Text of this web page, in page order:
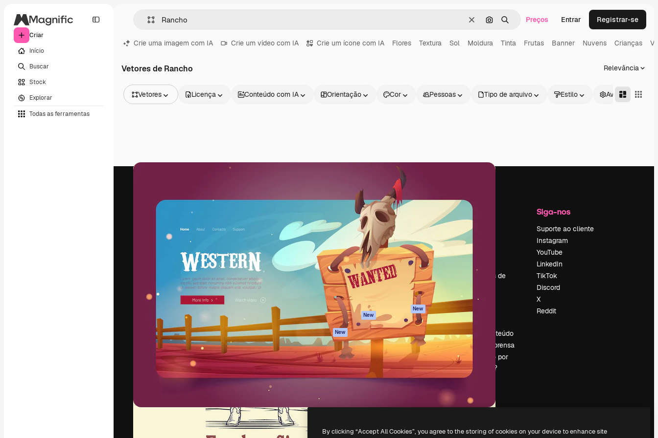
Criar
Início
Buscar
Stock
Explorar
Todas as ferramentas
LimparPesquisar por imagem
BuscarPreços Entrar Registrar-se
Crie uma imagem com IA Crie um vídeo com IA Crie um ícone com IA Flores Textura Sol Moldura Tinta Frutas Banner Nuvens Crianças
Vetores de Rancho Relevância
Vetores
Vídeos
Modelos 3D
Licença Conteúdo com IA Orientação Cor Pessoas Tipo de arquivo Estilo Avançado
A plataforma criativa para você direcionar
seu melhor trabalho. Mais de 1 milhão de
assinantes entre criativos, empresas,
agências e estúdios.
Português
Spaces
Assistente de IA
Gerador de
imagens
Gerador de vídeos
Texto para voz
Conteúdo de stock
MCP para
Claude/ChatGPT
New
Agentes New
API
App móvel
Todas as
ferramentas
Começar
Academy
Documentação
Atendimento
Termos e
condições
Política de
privacidade
New
Política de cookies
Central de
confiabilidade
Afiliados
Empresas
Empresa
Preços
Sobre nós
Reviews
Tendências de
Blog
Eventos
Slidesgo
Vender conteúdo
Sala de imprensa
Procurando por
magnific.ai?
Siga-nos
Suporte ao cliente
Instagram
YouTube
LinkedIn
TikTok
Discord
X
Reddit
Copyright © 2010-2026Freepik Company S.L.U.Todos os direitos reservados.
By clicking “Accept All Cookies”, you agree to the storing of cookies on your device to enhance site